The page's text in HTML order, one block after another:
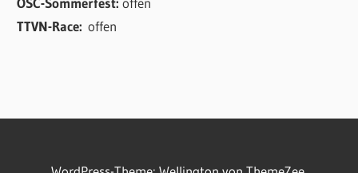
TTVN-Race:offen